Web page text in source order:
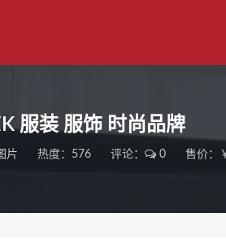
服装 服饰 时尚品牌
片 热度：576 评论： 0 售价：